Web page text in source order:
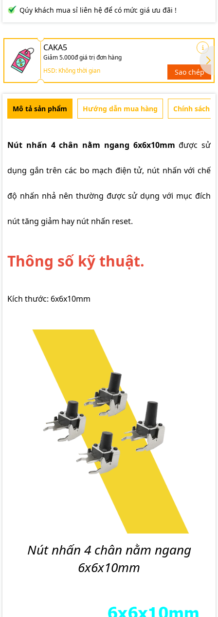
Qúy khách mua sỉ liên hệ để có mức giá ưu đãi !
CAKA5
Giảm 5.000đ giá trị đơn hàng
HSD: Không thời gian
Sao chép
Mô tả sản phẩm Hướng dẫn mua hàng Chính sách
Nút nhấn 4 chân nằm ngang 6x6x10mm được sử
dụng gắn trên các bo mạch điện tử, nút nhấn với chế
độ nhấn nhả nên thường được sử dụng với mục đích
nút tăng giảm hay nút nhấn reset.
Thông số kỹ thuật.
Kích thước: 6x6x10mm
Nút nhấn 4 chân nằm ngang
6x6x10mm